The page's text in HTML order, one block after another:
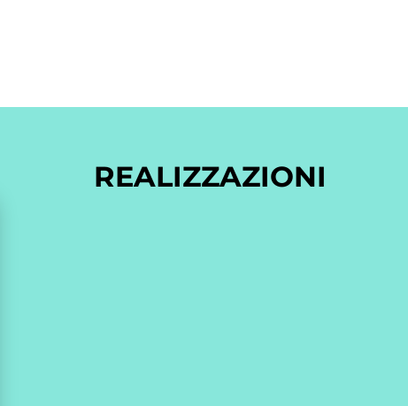
REALIZZAZIONI